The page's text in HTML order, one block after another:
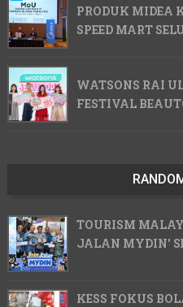
PRODUK MIDEA
SPEED MART
WATSONS RAI
FESTIVAL
TOURISM
JALAN MYDIN'
KESS FOKUS